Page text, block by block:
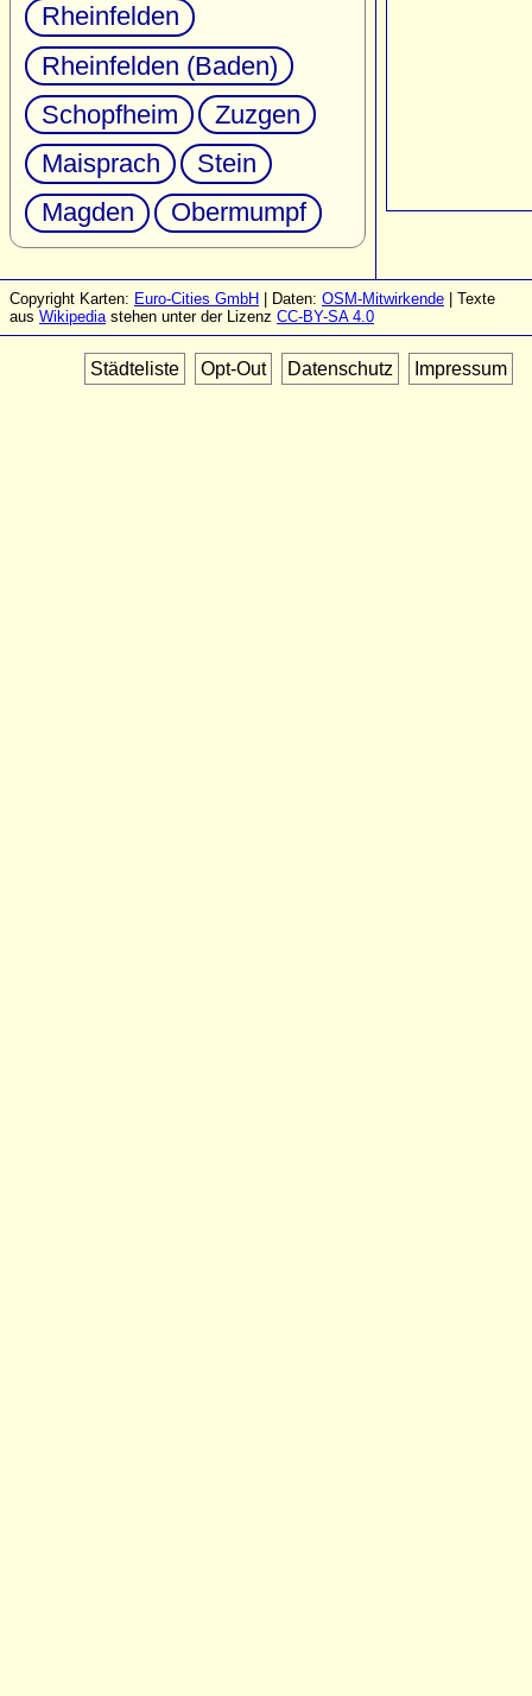
Rheinfelden
Rheinfelden (Baden)
Schopfheim
Zuzgen
Maisprach
Stein
Magden
Obermumpf
Copyright Karten: Euro-Cities GmbH | Daten: OSM-Mitwirkende | Texte
aus Wikipediastehen unter der Lizenz CC-BY-SA 4.0
Städteliste Opt-Out Datenschutz Impressum